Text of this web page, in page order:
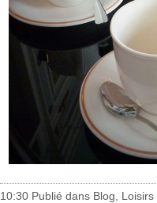
10:30 Publié dans Blog Loisirs